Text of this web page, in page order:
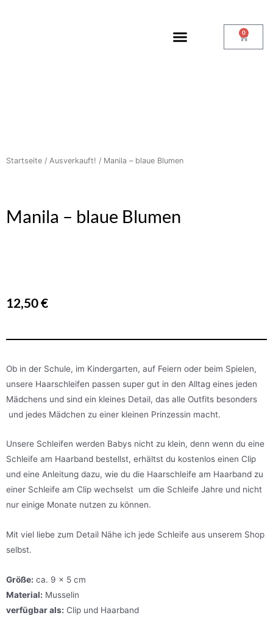
0
Startseite / Ausverkauft! / Manila – blaue Blumen
Manila – blaue Blumen
12,50€
Ob in der Schule, im Kindergarten, auf Feiern oder beim Spielen,
unsere Haarschleifen passen super gut in den Alltag eines jeden
Mädchens und sind ein kleines Detail, das alle Outfits besonders
und jedes Mädchen zu einer kleinen Prinzessin macht.
Unsere Schleifen werden Babys nicht zu klein, denn wenn du eine
Schleife am Haarband bestellst, erhältst du kostenlos einen Clip
und eine Anleitung dazu, wie du die Haarschleife am Haarband zu
einer Schleife am Clip wechselst um die Schleife Jahre und nicht
nur einige Monate nutzen zu können.
Mit viel liebe zum Detail Nähe ich jede Schleife aus unserem Shop
selbst.
Größe: ca. 9 x 5 cm
Material: Musselin
verfügbar als: Clip und Haarband